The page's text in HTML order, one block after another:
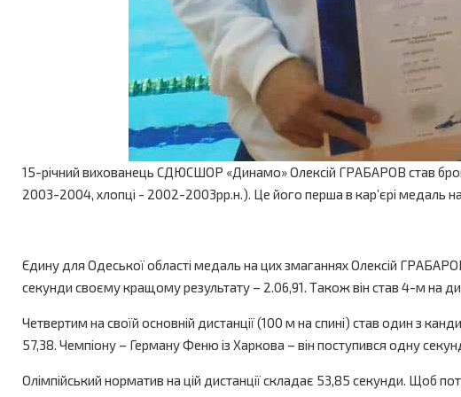
15-річний вихованець СДЮСШОР «Динамо» Олексій ГРАБАРОВ став
2003-2004, хлопці - 2002-2003рр.н.). Це його перша в кар’єрі медаль
Єдину для Одеської області медаль на цих змаганнях Олексій
секунди своєму кращому результату – 2.06,91. Також він став 4-м на
Четвертим на своїй основній дистанції (100 м на спині) став один з
57,38. Чемпіону – Герману Феню із Харкова – він поступився одну
Олімпійський норматив на цій дистанції складає 53,85 секунди. Щоб